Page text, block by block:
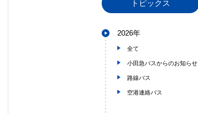
トピックス
2026年
全て
小田急バスからのお知らせ
路線バス
空港連絡バス